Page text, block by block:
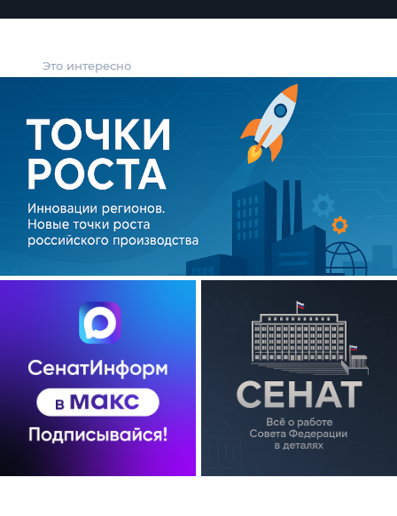
Это интересно